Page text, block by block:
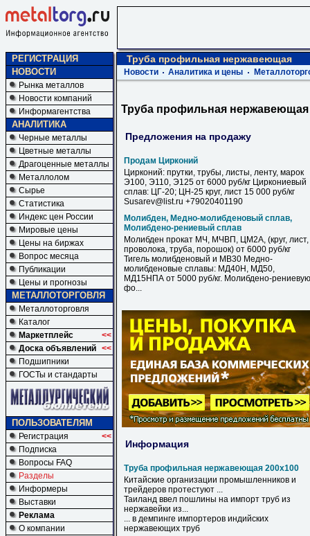
РЕГИСТРАЦИЯ
НОВОСТИ
Рынка металлов
Новости компаний
Информагентства
АНАЛИТИКА
Черные металлы
Цветные металлы
Драгоценные металлы
Металлолом
Сырье
Статистика
Индекс цен России
Мировые цены
Цены на биржах
Вопрос месяца
Публикации
Цены и прогнозы
МЕТАЛЛОТОРГОВЛЯ
Металлоторговля
Каталог
Маркетплейс
<<
Доска объявлений <<
Подшипники
ГОСТы и стандарты
ПОЛЬЗОВАТЕЛЯМ
Регистрация
<<
Подписка
Вопросы FAQ
Разделы
Информеры
Выставки
Реклама
О компании
Труба профильная нержавеющая
Новости Аналитика и цены
Труба профильная нержавеющая
Предложения на продажу
Продам Цирконий
Цирконий: прутки, трубы, листы, ленту, марок
Э100, Э110, Э125 от 6000 руб/кг Циркониевый
сплав: ЦГ-20; ЦН-25 круг, лист 15 000 руб/кг
Susarev@list.ru +79020401190
Молибден, Медно-молибденовый сплав,
Молибдено-рениевый сплав
Молибден прокат МЧ, МЧВП, ЦМ2А, (круг, лист,
проволока, труба, порошок) от 6000 руб/кг
Тигель молибденовый и МВ30 Медно-
молибденовые сплавы: МД40Н, МД50,
МД15НПА от 5000 руб/кг. Молибдено-рениевую
фо...
Информация
Труба профильная нержавеющая 200х100
Китайские организации промышленников и
трейдеров протестуют ...
Таиланд ввел пошлины на импорт труб из
нержавейки из...
... в демпинге импортеров индийских
нержавеющих труб